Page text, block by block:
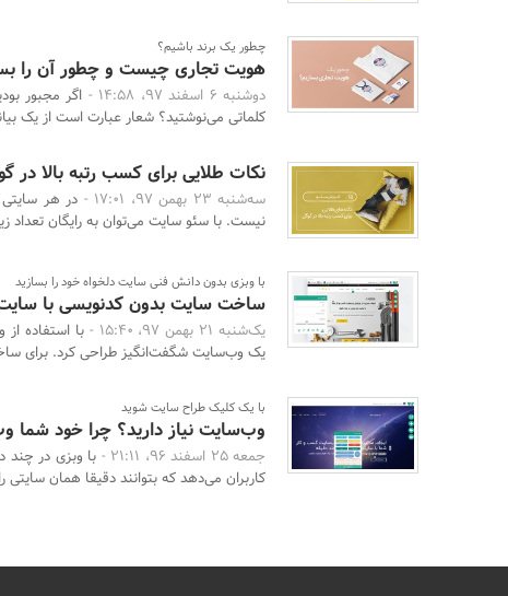
چطور یک برند باشیم؟
هویت تجاری چیست و چطور آن را
دوشنبه 6 اسفند 97، 14:58 -
اگر مجبور
کلماتی می‌نوشتید؟ شعار عبارت است از یک
نکات طلایی برای کسب رتبه بالا در
سه‌شنبه 23 بهمن 97، 17:01 -
در هر
نیست. با سئو سایت می‌توان به رایگان
با وبزی بدون دانش فنی سایت دلخواه خود را بسازید
ساخت سایت بدون کدنویسی با سایت
یک‌شنبه 21 بهمن 97، 15:40 -
با استفاده
یک وب‌سایت شگفت‌انگیز طراحی کرد. برای
با یک کلیک طراح سایت شوید
وب‌سایت نیاز دارید؟ چرا خود شما
جمعه 25 اسفند 96، 21:11 -
با وبزی در چند
کاربران می‌دهد که بتوانند دقیقا همان سایتی